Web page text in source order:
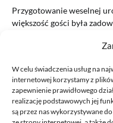
W celu świadczenia usług na
internetowej korzystamy z
zapewnienie prawidłowego
realizację podstawowych jej
są przez nas wykorzystywane
Przygotowanie weselnej
większość gości była
READ MORE